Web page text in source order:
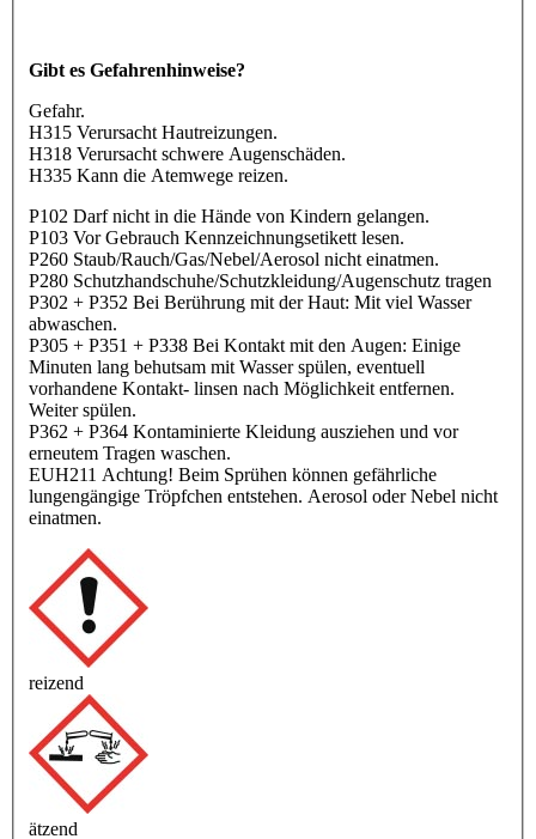
Gibt es Gefahrenhinweise?
Gefahr.
H315 Verursacht Hautreizungen.
H318 Verursacht schwere Augenschäden.
H335 Kann die Atemwege reizen.
P102 Darf nicht in die Hände von Kindern gelangen.
P103 Vor Gebrauch Kennzeichnungsetikett lesen.
P260 Staub/Rauch/Gas/Nebel/Aerosol nicht einatmen.
P280 Schutzhandschuhe/Schutzkleidung/Augenschutz tragen
P302 + P352 Bei Berührung mit der Haut: Mit viel Wasser
abwaschen.
P305 + P351 + P338 Bei Kontakt mit den Augen: Einige
Minuten lang behutsam mit Wasser spülen, eventuell
vorhandene Kontakt- linsen nach Möglichkeit entfernen.
Weiter spülen.
P362 + P364 Kontaminierte Kleidung ausziehen und vor
erneutem Tragen waschen.
EUH211 Achtung! Beim Sprühen können gefährliche
lungengängige Tröpfchen entstehen. Aerosol oder Nebel nicht
einatmen.
reizend
ätzend